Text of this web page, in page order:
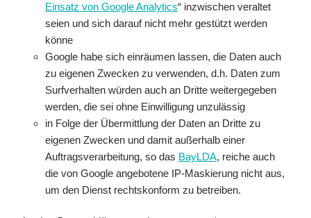
Einsatz von Google Analytics“ inzwischen veraltet
seien und sich darauf nicht mehr gestützt werden
könne
Google habe sich einräumen lassen, die Daten auch
zu eigenen Zwecken zu verwenden, d.h. Daten zum
Surfverhalten würden auch an Dritte weitergegeben
werden, die sei ohne Einwilligung unzulässig
in Folge der Übermittlung der Daten an Dritte zu
eigenen Zwecken und damit außerhalb einer
Auftragsverarbeitung, so das BayLDA, reiche auch
die von Google angebotene IP-Maskierung nicht aus,
um den Dienst rechtskonform zu betreiben.